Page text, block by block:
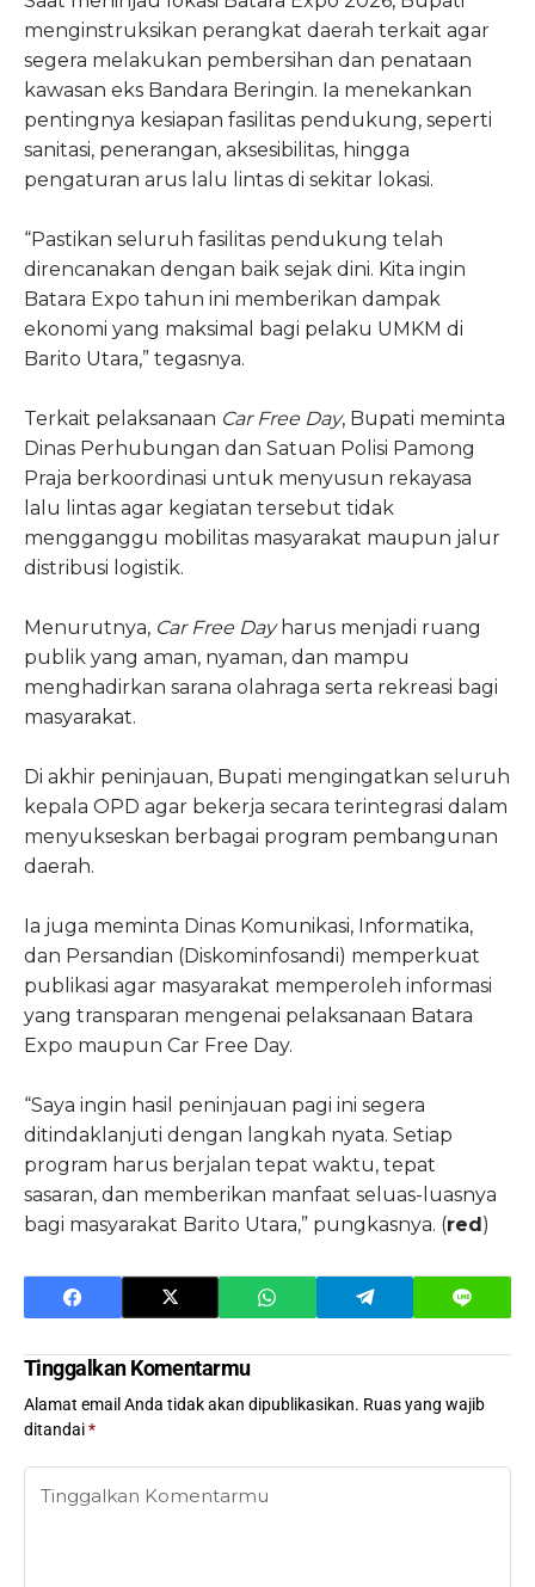
menginstruksikan perangkat daerah terkait agar
segera melakukan pembersihan dan penataan
kawasan eks Bandara Beringin. Ia menekankan
pentingnya kesiapan fasilitas pendukung, seperti
sanitasi, penerangan, aksesibilitas, hingga
pengaturan arus lalu lintas di sekitar lokasi.
“Pastikan seluruh fasilitas pendukung telah
direncanakan dengan baik sejak dini. Kita ingin
Batara Expo tahun ini memberikan dampak
ekonomi yang maksimal bagi pelaku UMKM di
Barito Utara,” tegasnya.
Terkait pelaksanaan Car Free Day, Bupati meminta
Dinas Perhubungan dan Satuan Polisi Pamong
Praja berkoordinasi untuk menyusun rekayasa
lalu lintas agar kegiatan tersebut tidak
mengganggu mobilitas masyarakat maupun jalur
distribusi logistik.
Menurutnya, Car Free Dayharus menjadi ruang
publik yang aman, nyaman, dan mampu
menghadirkan sarana olahraga serta rekreasi bagi
masyarakat.
Di akhir peninjauan, Bupati mengingatkan seluruh
kepala OPD agar bekerja secara terintegrasi dalam
menyukseskan berbagai program pembangunan
daerah.
Ia juga meminta Dinas Komunikasi, Informatika,
dan Persandian (Diskominfosandi) memperkuat
publikasi agar masyarakat memperoleh informasi
yang transparan mengenai pelaksanaan Batara
Expo maupun Car Free Day.
“Saya ingin hasil peninjauan pagi ini segera
ditindaklanjuti dengan langkah nyata. Setiap
program harus berjalan tepat waktu, tepat
sasaran, dan memberikan manfaat seluas-luasnya
bagi masyarakat Barito Utara,” pungkasnya. (red)
Tinggalkan Komentarmu
Alamat email Anda tidak akan dipublikasikan. Ruas yang wajib
ditandai*